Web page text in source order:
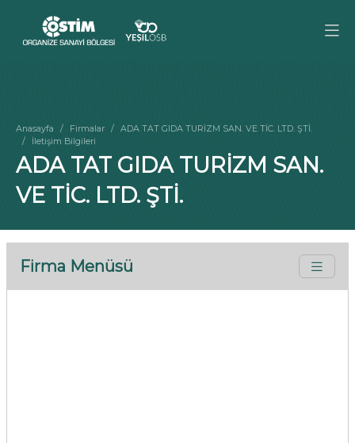
Anasayfa Firmalar
ADA TAT GIDA TURİZM SAN. VE TİC. LTD. ŞTİ.
İletişim Bilgileri
ADA TAT GIDA TURİZM SAN.
VE TİC. LTD. ŞTİ.
Firma Menüsü